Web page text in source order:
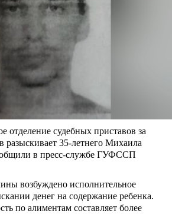
отделение судебных приставов за
разыскивает 35-летнего Михаила
в пресс-службе ГУФССП
возбуждено исполнительное
денег на содержание ребенка.
по алиментам составляет более